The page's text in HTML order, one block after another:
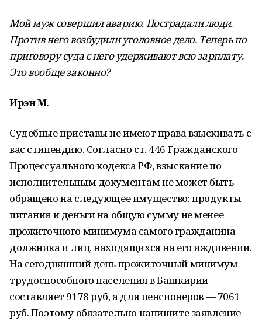
Мой муж совершил аварию. Пострадали люди.
Против него возбудили уголовное дело. Теперь по
приговору суда с него удерживают всю зарплату.
Это вообще законно?
Ирэн М.
Судебные приставы не имеют права взыскивать с
вас стипендию. Согласно ст. 446 Гражданского
Процессуального кодекса РФ, взыскание по
исполнительным документам не может быть
обращено на следующее имущество: продукты
питания и деньги на общую сумму не менее
прожиточного минимума самого гражданина-
должника и лиц, находящихся на его иждивении.
На сегодняшний день прожиточный минимум
трудоспособного населения в Башкирии
составляет 9178 руб, а для пенсионеров — 7061
руб. Поэтому обязательно напишите заявление